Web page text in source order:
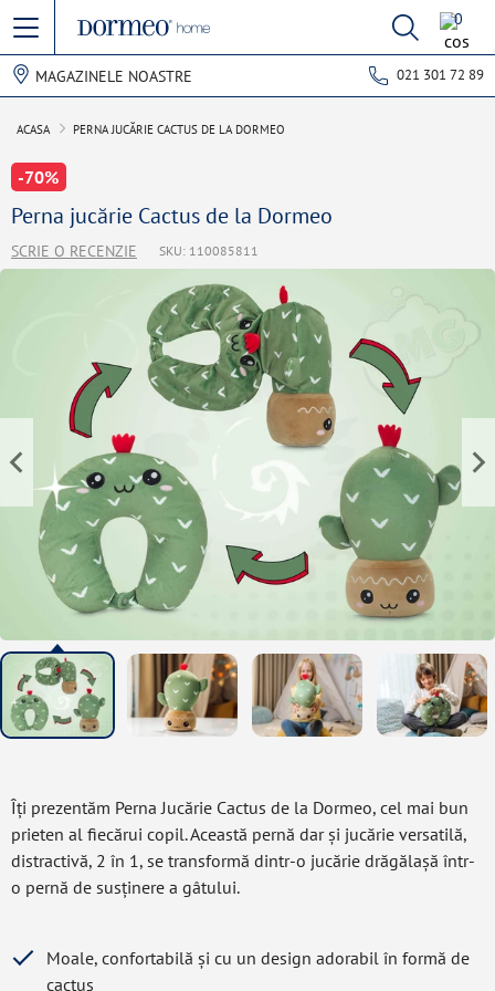
0
MAGAZINELE NOASTRE 021 301 72 89
ACASA PERNA JUCĂRIE CACTUS DE LA DORMEO
-70%
Perna jucărie Cactus de la Dormeo
SCRIE O RECENZIE SKU: 110085811
Îți prezentăm Perna Jucărie Cactus de la Dormeo, cel mai bun
prieten al fiecărui copil. Această pernă dar și jucărie versatilă,
distractivă, 2 în 1, se transformă dintr-o jucărie drăgălașă într-
o pernă de susținere a gâtului.
Moale, confortabilă și cu un design adorabil în formă de
cactus